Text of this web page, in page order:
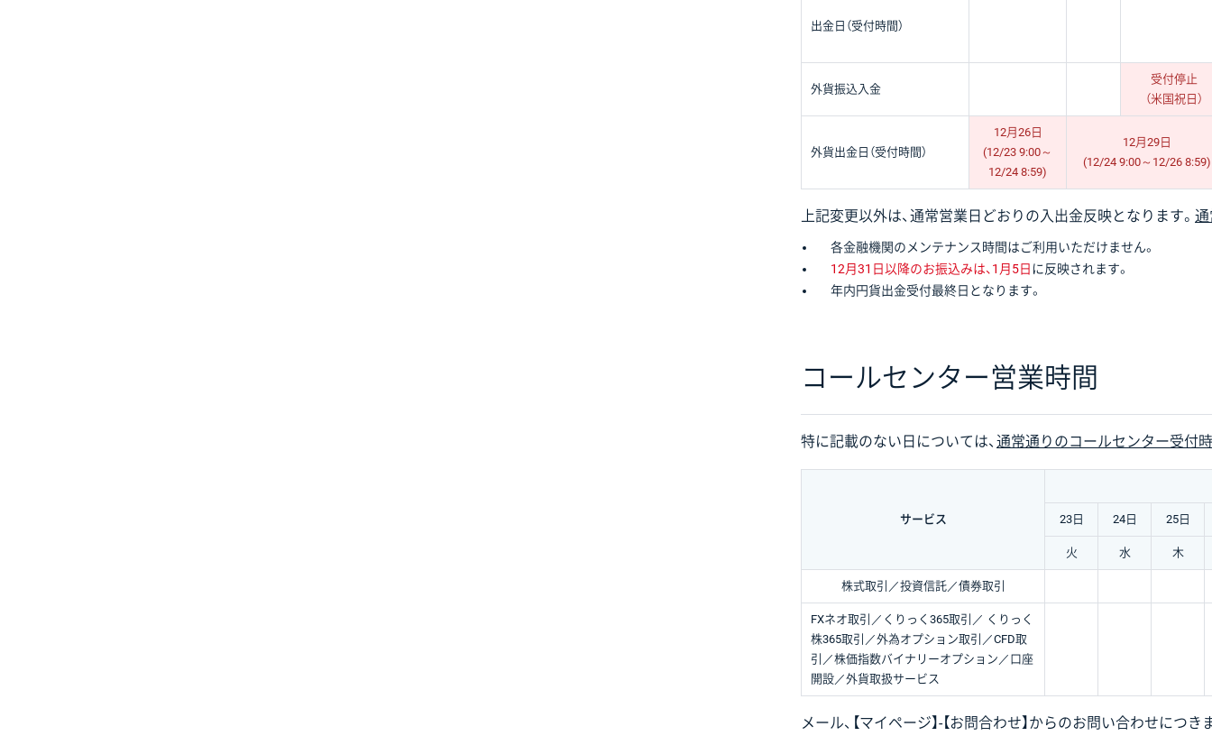
出金日（受付時間）
外貨振込入金
受付停止
（米国祝日）
外貨出金日（受付時間）
12月26日
(12/23 9:00～
12/24 8:59)
12月29日
(12/24 9:00～12/26 8:59)
上記変更以外は、通常営業日どおりの入出金反映となります。
各金融機関のメンテナンス時間はご利用いただけません。
12月31日以降のお振込みは、1月5日に反映されます。
年内円貨出金受付最終日となります。
コールセンター営業時間
特に記載のない日については、 通常通りのコールセンター受付
サービス 23日 24日 25日
火 水 木
株式取引／投資信託／債券取引
FXネオ取引／ くりっく365取引／ くりっく
株365取引／外為オプション取引／CFD取
引／株価指数バイナリーオプション／ 口座
開設／外貨取扱サービス
メール、【マイページ】-【お問合わせ】からのお問い合わせにつ